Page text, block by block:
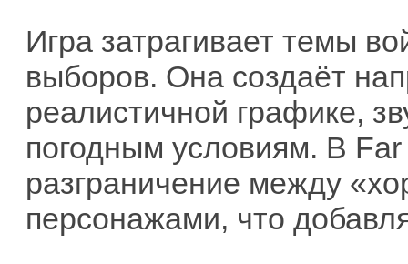
Игра затрагивает темы
выборов. Она создаёт
реалистичной графике,
погодным условиям. В Far
разграничение между
персонажами, что